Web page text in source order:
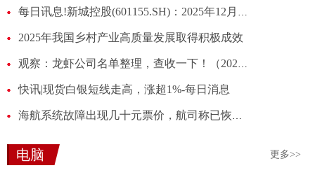
每日讯息!新城控股(601155.SH)：2025年12月份商业运营总收入约12.38亿元，同比增长6.44%
2025年我国乡村产业高质量发展取得积极成效
观察：龙虾公司名单整理，查收一下！（2026/1/9）
快讯|现货白银短线走高，涨超1%-每日消息
海航系统故障出现几十元票价，航司称已恢复！已售出的均有效
电脑 更多>>